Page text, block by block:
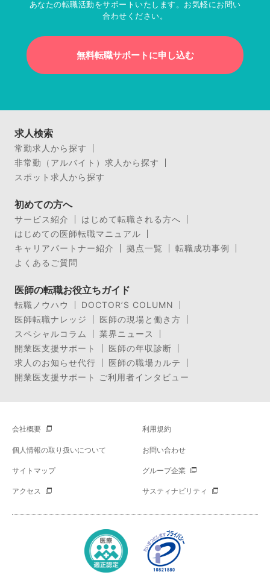
あなたの転職活動をサポートいたします。お気軽にお問い
合わせください。
無料転職サポートに申し込む
求人検索
常勤求人から探す
非常勤（アルバイト）求人から探す
スポット求人から探す
初めての方へ
サービス紹介
はじめて転職される方へ
はじめての医師転職マニュアル
キャリアパートナー紹介
拠点一覧
転職成功事例
よくあるご質問
医師の転職お役立ちガイド
転職ノウハウ
DOCTOR’S COLUMN
医師転職ナレッジ
医師の現場と働き方
スペシャルコラム
業界ニュース
開業医支援サポート
医師の年収診断
求人のお知らせ代行
医師の職場カルテ
開業医支援サポート ご利用者インタビュー
会社概要 利用規約
個人情報の取り扱いについて お問い合わせ
サイトマップ グループ企業
アクセス サスティナビリティ